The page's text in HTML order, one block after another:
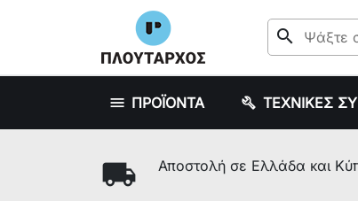
search
ΠΡΟΪΟΝΤΑ ΤΕΧΝΙΚΕΣ
local_shipping Αποστολή σε Ελλάδα και